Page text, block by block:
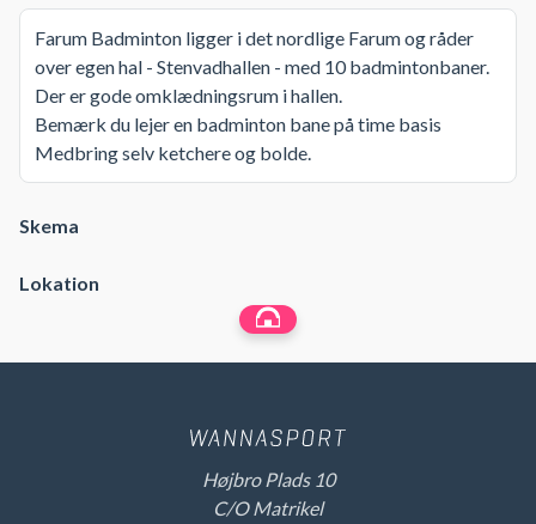
Farum Badminton ligger i det nordlige Farum og råder
over egen hal - Stenvadhallen - med 10 badmintonbaner.
Der er gode omklædningsrum i hallen.
Bemærk du lejer en badminton bane på time basis
Medbring selv ketchere og bolde.
Skema
Lokation
Højbro Plads 10
C/O Matrikel